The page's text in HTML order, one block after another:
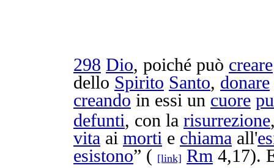
298 Dio, poiché può creare
dello Spirito Santo, donare
creando in essi un cuore
defunti, con la risurrezione
vita ai morti e chiama all'
esistono” ( [link] Rm 4,17).